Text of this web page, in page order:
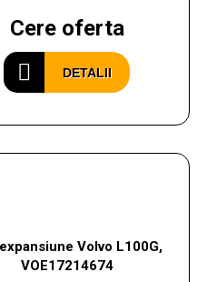
Cere oferta
DETALII
Volvo L100G,
VOE17214674